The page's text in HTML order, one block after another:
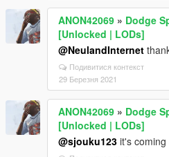
ANON42069 » Dodge
[Unlocked | LODs]
@NeulandInternet
Подивитися контекст
29 Березня 2021
ANON42069 » Dodge
[Unlocked | LODs]
@sjouku123 it's coming